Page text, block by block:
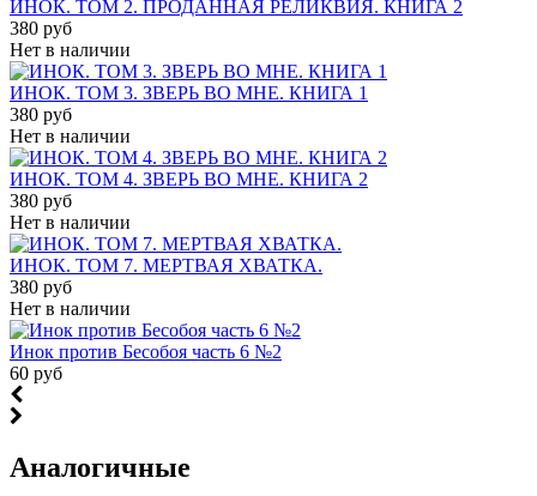
ИНОК. ТОМ 2. ПРОДАННАЯ РЕЛИКВИЯ. КНИГА 2
380 руб
Нет в наличии
ИНОК. ТОМ 3. ЗВЕРЬ ВО МНЕ. КНИГА 1
380 руб
Нет в наличии
ИНОК. ТОМ 4. ЗВЕРЬ ВО МНЕ. КНИГА 2
380 руб
Нет в наличии
ИНОК. ТОМ 7. МЕРТВАЯ ХВАТКА.
380 руб
Нет в наличии
Инок против Бесобоя часть 6 №2
60 руб
Аналогичные